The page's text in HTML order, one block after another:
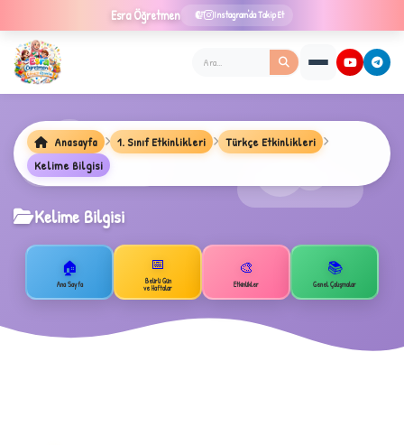
Esra Öğretmen Instagram'da Takip Et
★
Anasayfa 1. Sınıf Etkinlikleri
Türkçe Etkinlikleri
Kelime Bilgisi
Kelime Bilgisi
🏠
Ana Sayfa
📅
Belirli Gün
ve Haftalar
🎨
Etkinlikler
📚
Genel Çalışmalar